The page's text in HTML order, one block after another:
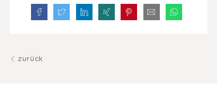
zurück